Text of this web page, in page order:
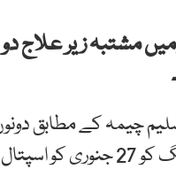
مشتبہ زیر علاج
گیا تھا۔